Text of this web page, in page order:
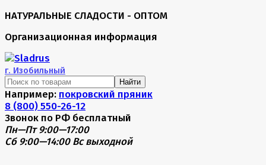
НАТУРАЛЬНЫЕ СЛАДОСТИ - ОПТОМ
Организационная информация
г. Изобильный
Найти
Например: покровский пряник
8 (800) 550-26-12
Звонок по РФ бесплатный
Пн—Пт 9:00—17:00
Сб 9:00—14:00 Вс выходной